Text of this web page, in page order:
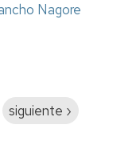
Nagore
Siguiente
siguiente ›